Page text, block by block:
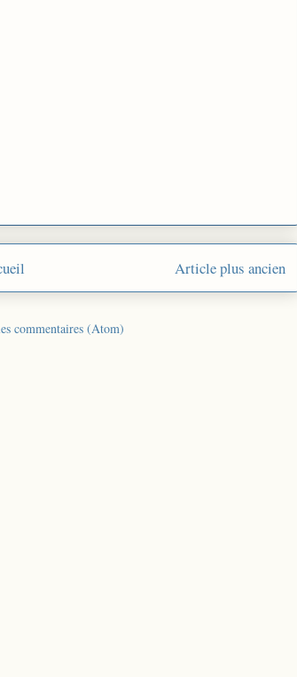
Article plus ancien
commentaires (Atom)